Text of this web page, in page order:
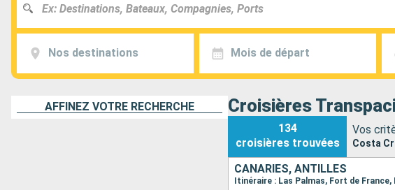
Nos destinations Mois de départ
AFFINEZ VOTRE RECHERCHE Croisières
134
croisières trouvées
Vos
Costa
CANARIES, ANTILLES
Itinéraire : Las Palmas, Fort de